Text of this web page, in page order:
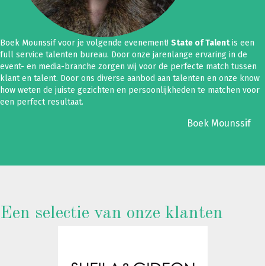
Boek Mounssif voor je volgende evenement! State of Talentis een
full service talenten bureau. Door onze jarenlange ervaring in de
event- en media-branche zorgen wij voor de perfecte match tussen
klant en talent. Door ons diverse aanbod aan talenten en onze know
how weten de juiste gezichten en persoonlijkheden te matchen voor
een perfect resultaat.
Boek Mounssif
Een selectie van onze klanten